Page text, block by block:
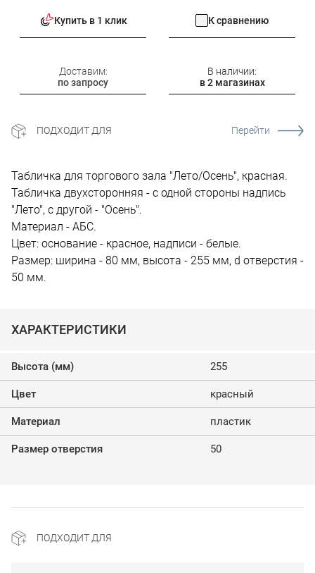
Купить в 1 клик К сравнению
Доставим:
по запросу
В наличии:
в 2 магазинах
ПОДХОДИТ ДЛЯ Перейти
Табличка для торгового зала "Лето/Осень", красная.
Табличка двухсторонняя - с одной стороны надпись
"Лето", с другой - "Осень".
Материал - АБС.
Цвет: основание - красное, надписи - белые.
Размер: ширина - 80 мм, высота - 255 мм, d отверстия -
50 мм.
ХАРАКТЕРИСТИКИ
Высота (мм) 255
Цвет красный
Материал пластик
Размер отверстия 50
ПОДХОДИТ ДЛЯ